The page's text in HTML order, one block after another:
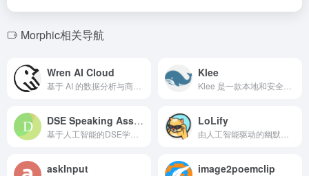
Morphic相关导航
Wren AI Cloud Klee
DSE Speaking Assistant LoLify
askInput image2poemclip